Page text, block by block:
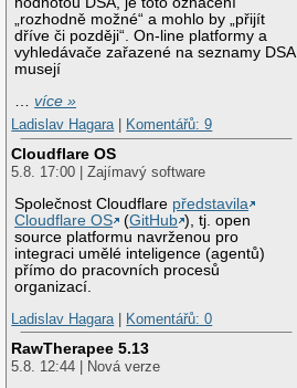
„rozhodně možné“ a mohlo by „přijít
dříve či později“. On-line platformy a
vyhledávače zařazené na seznamy DSA
musejí
…více »
Ladislav Hagara| Komentářů: 9
Cloudflare OS
5.8. 17:00 | Zajímavý software
Společnost Cloudflare představila
Cloudflare OS
(GitHub ), tj. open
source platformu navrženou pro
integraci umělé inteligence (agentů)
přímo do pracovních procesů
organizací.
Ladislav Hagara| Komentářů: 0
RawTherapee 5.13
5.8. 12:44 | Nová verze